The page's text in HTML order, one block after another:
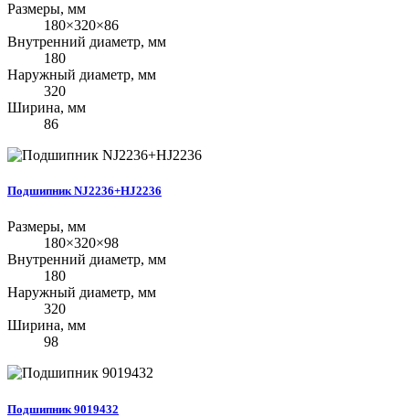
Размеры, мм
180×320×86
Внутренний диаметр, мм
180
Наружный диаметр, мм
320
Ширина, мм
86
Подшипник NJ2236+HJ2236
Размеры, мм
180×320×98
Внутренний диаметр, мм
180
Наружный диаметр, мм
320
Ширина, мм
98
Подшипник 9019432